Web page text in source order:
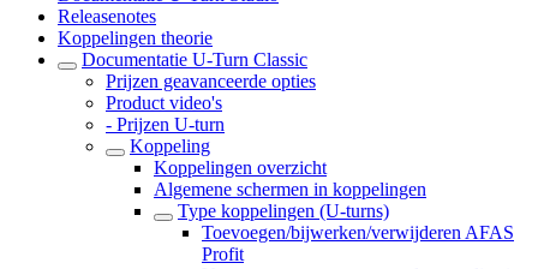
Releasenotes
Koppelingen theorie
Documentatie U-Turn Classic
Prijzen geavanceerde opties
Product video's
- Prijzen U-turn
Koppeling
Koppelingen overzicht
Algemene schermen in koppelingen
Type koppelingen (U-turns)
Toevoegen/bijwerken/verwijderen AFAS
Profit